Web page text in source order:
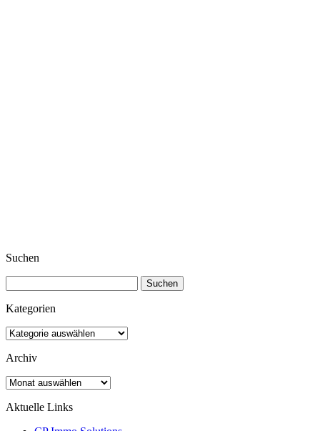
Suchen
nach:
Kategorien
Kategorien
Archiv
Archiv
Aktuelle Links